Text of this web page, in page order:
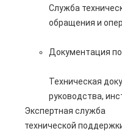
Служба
обращения и
Документация
Техническая
руководства,
Экспертная служба
технической